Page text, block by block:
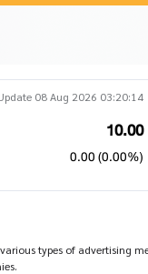
08 Aug 2026 03:20:14
10.00
0.00 (0.00%)
types of